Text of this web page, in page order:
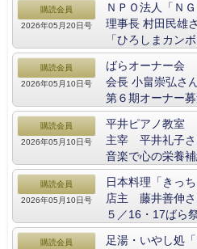
購読会員
2026年05月20日号
ＮＰＯ法人「Ｎ
理事長 村田民雄
「ひろしまカン
購読会員
2026年05月10日号
ばらオーナー会
会長 小畠崇弘さ
第６期オーナー
購読会員
2026年05月10日号
平井ピアノ教室
主宰 平井礼子さ
音楽で心の栄養
購読会員
2026年05月10日号
日本料理「きっち
店主 藤井善伸さ
５／16・17ばら
購読会員
足湯・いやし処「